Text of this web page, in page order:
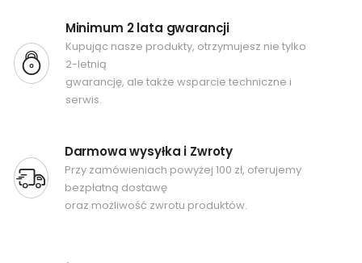
Minimum 2 lata gwarancji
Kupując nasze produkty, otrzymujesz nie tylko
2-letnią
gwarancję, ale także wsparcie techniczne i
serwis.
Darmowa wysyłka i Zwroty
Przy zamówieniach powyżej 100 zł, oferujemy
bezpłatną dostawę
oraz możliwość zwrotu produktów.